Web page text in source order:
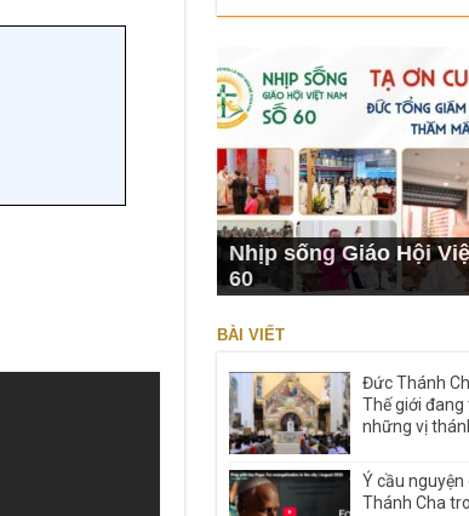
Nhịp sống Giáo Hội
60
BÀI VIẾT
Đức Thánh
Thế giới đang
những vị
Ý cầu
Thánh Cha